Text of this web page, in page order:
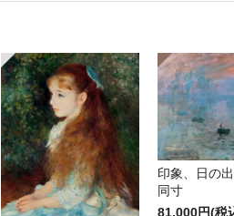
印象、日
同寸
81,000円(税